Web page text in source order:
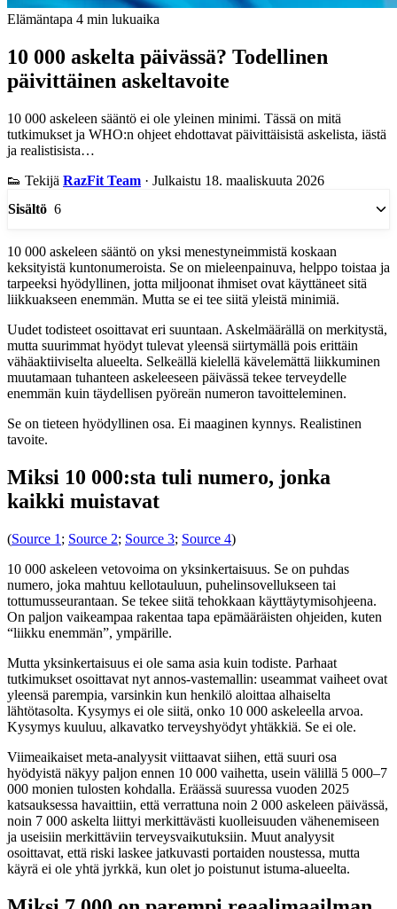
Elämäntapa 4 min lukuaika
10 000 askelta päivässä? Todellinen
päivittäinen askeltavoite
10 000 askeleen sääntö ei ole yleinen minimi. Tässä on mitä
tutkimukset ja WHO:n ohjeet ehdottavat päivittäisistä askelista, iästä
ja realistisista…
👟 Tekijä RazFit Team · Julkaistu 18. maaliskuuta 2026
Sisältö 6
10 000 askeleen sääntö on yksi menestyneimmistä koskaan
keksityistä kuntonumeroista. Se on mieleenpainuva, helppo toistaa ja
tarpeeksi hyödyllinen, jotta miljoonat ihmiset ovat käyttäneet sitä
liikkuakseen enemmän. Mutta se ei tee siitä yleistä minimiä.
Uudet todisteet osoittavat eri suuntaan. Askelmäärällä on merkitystä,
mutta suurimmat hyödyt tulevat yleensä siirtymällä pois erittäin
vähäaktiiviselta alueelta. Selkeällä kielellä kävelemättä liikkuminen
muutamaan tuhanteen askeleeseen päivässä tekee terveydelle
enemmän kuin täydellisen pyöreän numeron tavoitteleminen.
Se on tieteen hyödyllinen osa. Ei maaginen kynnys. Realistinen
tavoite.
Miksi 10 000:sta tuli numero, jonka
kaikki muistavat
(Source 1 ; Source 2; Source 3; Source 4)
10 000 askeleen vetovoima on yksinkertaisuus. Se on puhdas
numero, joka mahtuu kellotauluun, puhelinsovellukseen tai
tottumusseurantaan. Se tekee siitä tehokkaan käyttäytymisohjeena.
On paljon vaikeampaa rakentaa tapa epämääräisten ohjeiden, kuten
“liikku enemmän”, ympärille.
Mutta yksinkertaisuus ei ole sama asia kuin todiste. Parhaat
tutkimukset osoittavat nyt annos-vastemallin: useammat vaiheet ovat
yleensä parempia, varsinkin kun henkilö aloittaa alhaiselta
lähtötasolta. Kysymys ei ole siitä, onko 10 000 askeleella arvoa.
Kysymys kuuluu, alkavatko terveyshyödyt yhtäkkiä. Se ei ole.
Viimeaikaiset meta-analyysit viittaavat siihen, että suuri osa
hyödyistä näkyy paljon ennen 10 000 vaihetta, usein välillä 5 000–7
000 monien tulosten kohdalla. Eräässä suuressa vuoden 2025
katsauksessa havaittiin, että verrattuna noin 2 000 askeleen päivässä,
noin 7 000 askelta liittyi merkittävästi kuolleisuuden vähenemiseen
ja useisiin merkittäviin terveysvaikutuksiin. Muut analyysit
osoittavat, että riski laskee jatkuvasti portaiden noustessa, mutta
käyrä ei ole yhtä jyrkkä, kun olet jo poistunut istuma-alueelta.